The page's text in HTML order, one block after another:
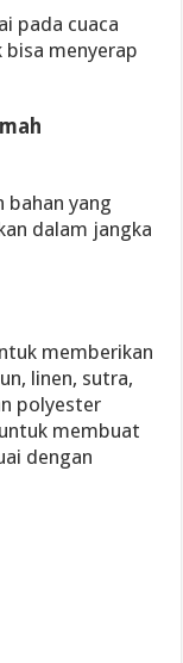
pada cuaca
bisa menyerap
bahan yang
dalam jangka
memberikan
linen, sutra,
polyester
membuat
dengan